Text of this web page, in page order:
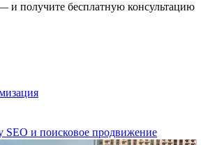
и получите бесплатную консультацию
SEO и поисковое продвижение